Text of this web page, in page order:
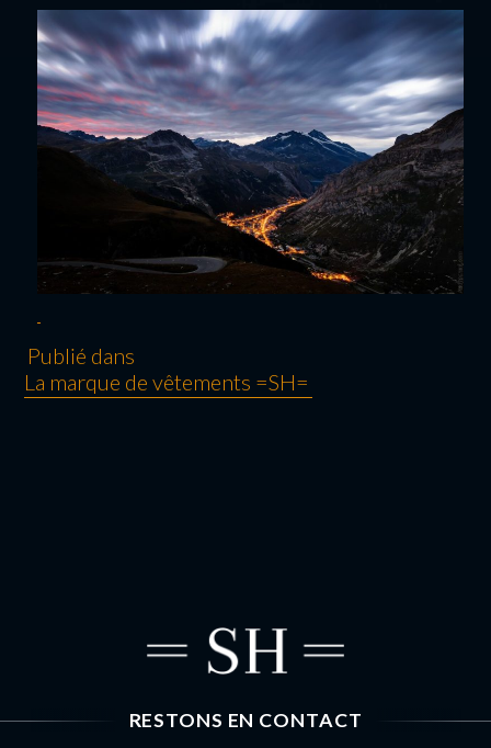
Publié dans
La marque de vêtements =SH=
RESTONS EN CONTACT